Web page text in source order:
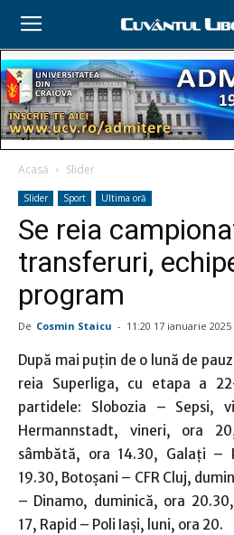
Acasă Slider
Slider Sport Ultima oră
Se reia
transferuri,
program
De Cosmin Staicu - 11:20 17 ianuarie 2025
După mai puţin de o lună de
reia Superliga, cu etapa a
partidele: Slobozia – Sepsi,
Hermannstadt, vineri, ora
sâmbătă, ora 14.30, Galaţi –
19.30, Botoşani – CFR Cluj,
– Dinamo, duminică, ora
17, Rapid – Poli Iaşi, luni, ora 20.